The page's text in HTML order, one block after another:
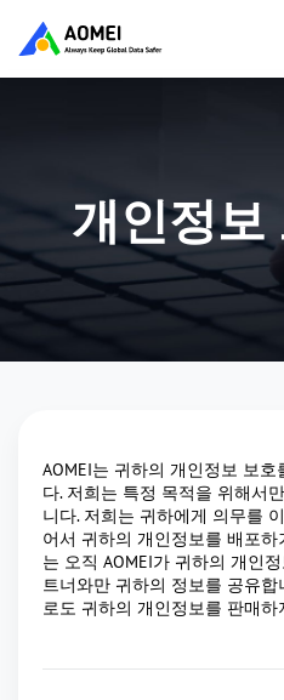
개인정보
AOMEI는 귀하의 개인정보 보
다. 저희는 특정 목적을 위해서
니다. 저희는 귀하에게 의무를
어서 귀하의 개인정보를 배포
는 오직 AOMEI가 귀하의 개인
트너와만 귀하의 정보를 공유합
로도 귀하의 개인정보를 판매하